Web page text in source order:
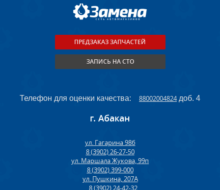
ПРЕДЗАКАЗ ЗАПЧАСТЕЙ
ЗАПИСЬ НА СТО
Телефон для оценки качества: 88002004824доб. 4
г. Абакан
ул. Гагарина 98б
8 (3902) 26-27-50
ул. Маршала Жукова, 99п
8 (3902) 399-000
ул. Пушкина, 207А
8 (3902) 24-42-32